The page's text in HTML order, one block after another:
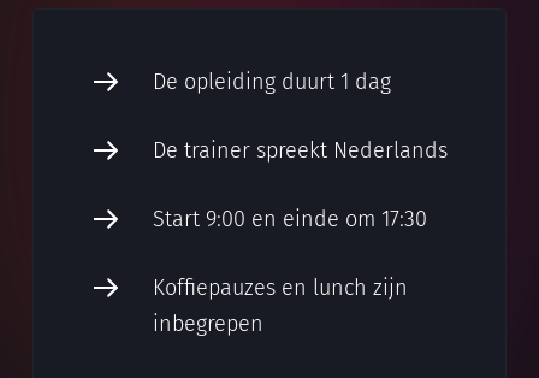
De opleiding duurt 1 dag
De trainer spreekt Nederlands
Start 9:00 en einde om 17:30
Koffiepauzes en lunch zijn
inbegrepen